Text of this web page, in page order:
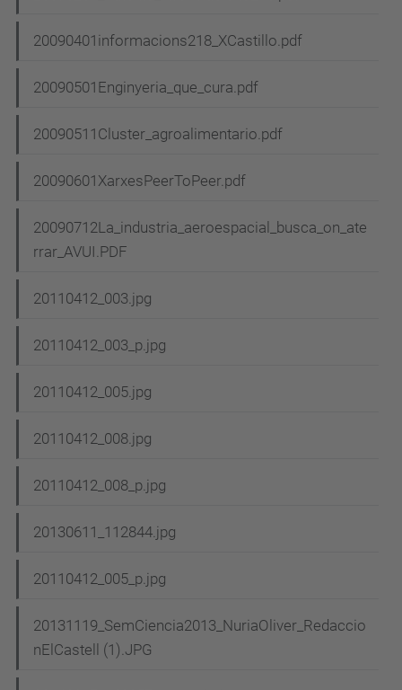
20090401informacions218_XCastillo.pdf
20090501Enginyeria_que_cura.pdf
20090511Cluster_agroalimentario.pdf
20090601XarxesPeerToPeer.pdf
20090712La_industria_aeroespacial_busca_on_ate
rrar_AVUI.PDF
20110412_003.jpg
20110412_003_p.jpg
20110412_005.jpg
20110412_008.jpg
20110412_008_p.jpg
20130611_112844.jpg
20110412_005_p.jpg
20131119_SemCiencia2013_NuriaOliver_Redaccio
nElCastell (1).JPG